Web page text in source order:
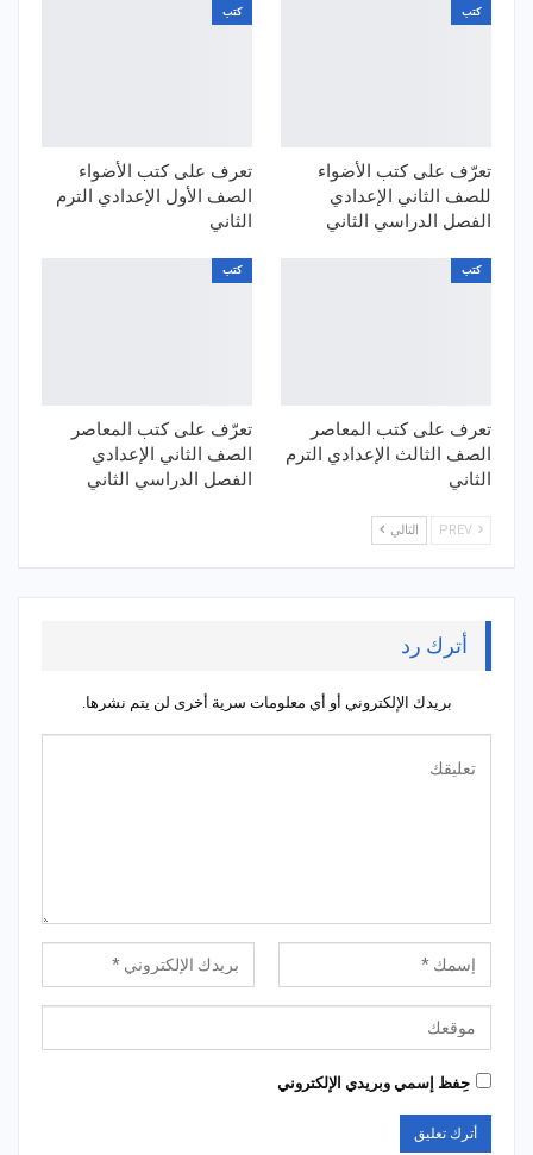
كتب
تعرّف على كتب الأضواء
للصف الثاني الإعدادي
الفصل الدراسي الثاني
كتب
تعرف على كتب الأضواء
الصف الأول الإعدادي الترم
الثاني
كتب
تعرف على كتب المعاصر
الصف الثالث الإعدادي الترم
الثاني
كتب
تعرّف على كتب المعاصر
الصف الثاني الإعدادي
الفصل الدراسي الثاني
التالي
أترك رد
بريدك الإلكتروني أو أي معلومات سرية أخرى لن يتم نشرها.
حِفظ إسمي وبريدي الإلكتروني